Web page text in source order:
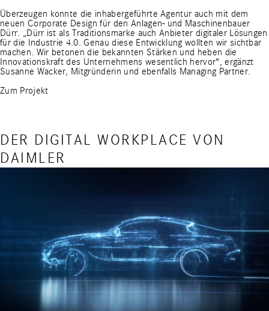
Überzeugen konnte die inhabergeführte Agentur auch mit dem
neuen Corporate Design für den Anlagen- und Maschinenbauer
Dürr. „Dürr ist als Traditionsmarke auch Anbieter digitaler Lösungen
für die Industrie 4.0. Genau diese Entwicklung wollten wir sichtbar
machen. Wir betonen die bekannten Stärken und heben die
Innovationskraft des Unternehmens wesentlich hervor“, ergänzt
Susanne Wacker, Mitgründerin und ebenfalls Managing Partner.
Zum Projekt
DER DIGITAL WORKPLACE VON
DAIMLER